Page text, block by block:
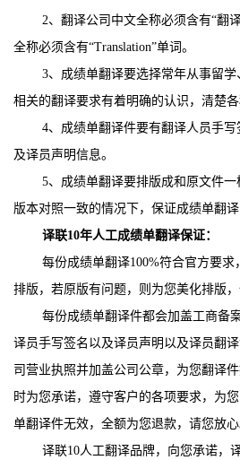
2、翻译公司中文全称必须含有“翻
全称必须含有“Translation”单词。
3、成绩单翻译要选择常年从事留
相关的翻译要求有着明确的认识，清楚各
4、成绩单翻译件要有翻译人员手
及译员声明信息。
5、成绩单翻译要排版成和原文件
版本对照一致的情况下，保证成绩单翻译
译联10年人工成绩单翻译保证：
每份成绩单翻译100%符合官方要求
排版，若原版有问题，则为您美化排版，
每份成绩单翻译件都会加盖工商备
译员手写签名以及译员声明以及译员翻
司营业执照并加盖公司公章，为您翻译
时为您承诺，遵守客户的各项要求，为
单翻译件无效，全额为您退款，请您放心
译联10人工翻译品牌，向您承诺，